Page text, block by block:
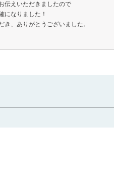
伝えいただきましたので
になりました！
、ありがとうございました。